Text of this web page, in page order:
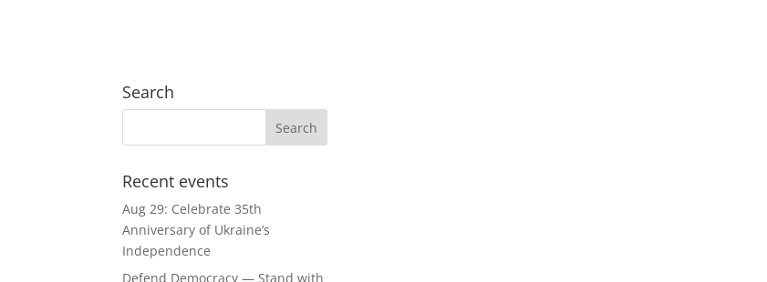
Search
Recent events
Aug 29: Celebrate 35th
Anniversary of Ukraine’s
Independence
Defend Democracy — Stand with